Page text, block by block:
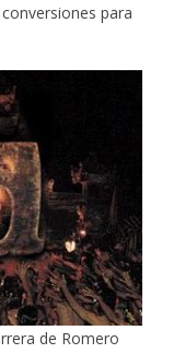
para
de Romero